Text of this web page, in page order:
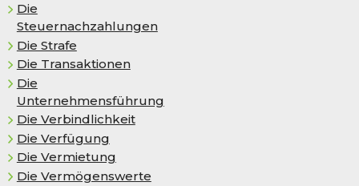
Die
Steuernachzahlungen
Die Strafe
Die Transaktionen
Die
Unternehmensführung
Die Verbindlichkeit
Die Verfügung
Die Vermietung
Die Vermögenswerte